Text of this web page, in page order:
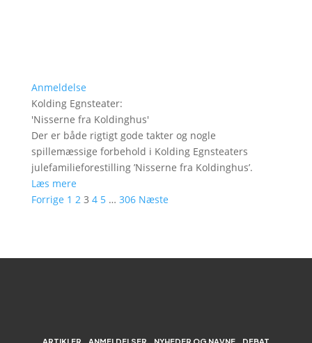
Anmeldelse
Kolding Egnsteater:
'Nisserne fra Koldinghus'
Der er både rigtigt gode takter og nogle
spillemæssige forbehold i Kolding Egnsteaters
julefamilieforestilling ’Nisserne fra Koldinghus’.
Læs mere
Forrige 1 2 3 4 5 … 306 Næste